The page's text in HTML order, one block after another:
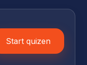
Start quizen